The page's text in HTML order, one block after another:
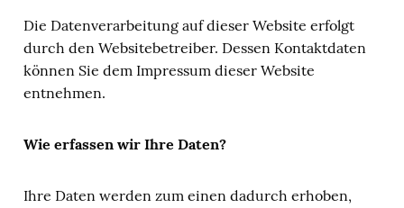
Die Datenverarbeitung auf dieser Website erfolgt
durch den Websitebetreiber. Dessen Kontaktdaten
können Sie dem Impressum dieser Website
entnehmen.
Wie erfassen wir Ihre Daten?
Ihre Daten werden zum einen dadurch erhoben,